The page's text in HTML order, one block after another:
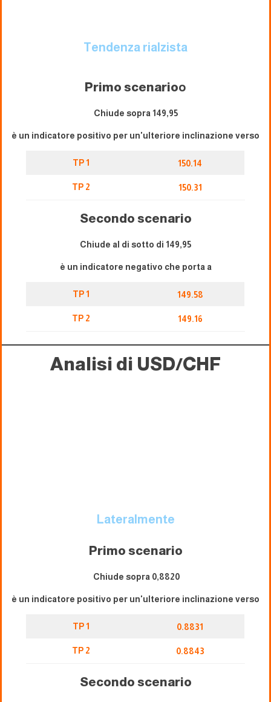
Tendenza rialzista
Primo scenarioo
Chiude sopra 149,95
è un indicatore positivo per un'ulteriore inclinazione verso
TP 1 150.14
TP 2 150.31
Secondo scenario
Chiude al di sotto di 149,95
è un indicatore negativo che porta a
TP 1 149.58
TP 2 149.16
Analisi di USD/CHF
Lateralmente
Primo scenario
Chiude sopra 0,8820
è un indicatore positivo per un'ulteriore inclinazione verso
TP 1 0.8831
TP 2 0.8843
Secondo scenario